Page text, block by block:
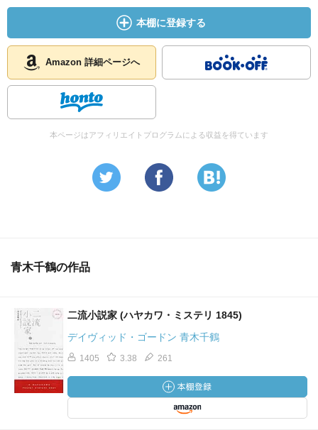
本棚に登録する
Amazon 詳細ページへ
本ページはアフィリエイトプログラムによる収益を得ています
青木千鶴の作品
二流小説家 (ハヤカワ・ミステリ 1845)
デイヴィッド・ゴードン 青木千鶴
1405 3.38 261